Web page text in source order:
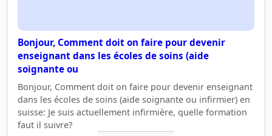
Bonjour, Comment doit on faire pour devenir
enseignant dans les écoles de soins (aide
soignante ou
Bonjour, Comment doit on faire pour devenir enseignant
dans les écoles de soins (aide soignante ou infirmier) en
suisse: Je suis actuellement infirmière, quelle formation
faut il suivre?